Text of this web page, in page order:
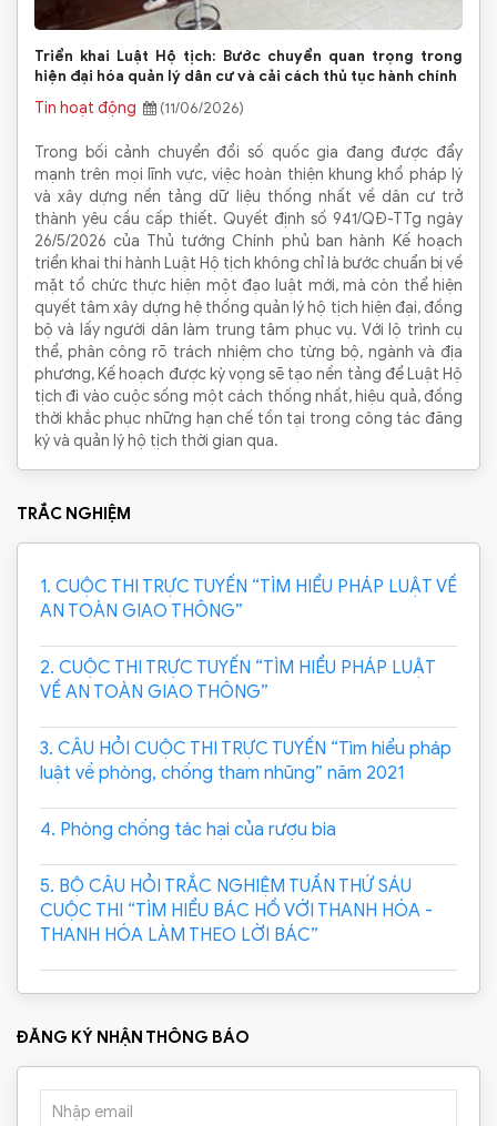
Triển khai Luật Hộ tịch: Bước chuyển quan trọng trong
hiện đại hóa quản lý dân cư và cải cách thủ tục hành chính
Tin hoạt động
(11/06/2026)
Trong bối cảnh chuyển đổi số quốc gia đang được đẩy
mạnh trên mọi lĩnh vực, việc hoàn thiện khung khổ pháp lý
và xây dựng nền tảng dữ liệu thống nhất về dân cư trở
thành yêu cầu cấp thiết. Quyết định số 941/QĐ-TTg ngày
26/5/2026 của Thủ tướng Chính phủ ban hành Kế hoạch
triển khai thi hành Luật Hộ tịch không chỉ là bước chuẩn bị về
mặt tổ chức thực hiện một đạo luật mới, mà còn thể hiện
quyết tâm xây dựng hệ thống quản lý hộ tịch hiện đại, đồng
bộ và lấy người dân làm trung tâm phục vụ. Với lộ trình cụ
thể, phân công rõ trách nhiệm cho từng bộ, ngành và địa
phương, Kế hoạch được kỳ vọng sẽ tạo nền tảng để Luật Hộ
tịch đi vào cuộc sống một cách thống nhất, hiệu quả, đồng
thời khắc phục những hạn chế tồn tại trong công tác đăng
ký và quản lý hộ tịch thời gian qua.
TRẮC NGHIỆM
1. CUỘC THI TRỰC TUYẾN “TÌM HIỂU PHÁP LUẬT VỀ
AN TOÀN GIAO THÔNG”
2. CUỘC THI TRỰC TUYẾN “TÌM HIỂU PHÁP LUẬT
VỀ AN TOÀN GIAO THÔNG”
3. CÂU HỎI CUỘC THI TRỰC TUYẾN “Tìm hiểu pháp
luật về phòng, chống tham nhũng” năm 2021
4. Phòng chống tác hại của rượu bia
5. BỘ CÂU HỎI TRẮC NGHIỆM TUẦN THỨ SÁU
CUỘC THI “TÌM HIỂU BÁC HỒ VỚI THANH HÓA -
THANH HÓA LÀM THEO LỜI BÁC”
ĐĂNG KÝ NHẬN THÔNG BÁO